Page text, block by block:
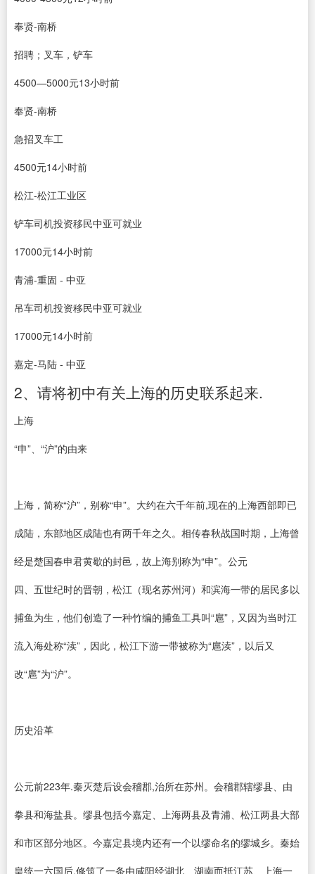
奉贤‐南桥
招聘；叉车，铲车
4500—5000元13小时前
奉贤‐南桥
急招叉车工
4500元14小时前
松江‐松江工业区
铲车司机投资移民中亚可就业
17000元14小时前
青浦‐重固 ‐ 中亚
吊车司机投资移民中亚可就业
17000元14小时前
嘉定‐马陆 ‐ 中亚
2、请将初中有关上海的历史联系起来.
上海
“申”、“沪”的由来
上海，简称“沪”，别称“申”。大约在六千年前,现在的上海西部即已
成陆，东部地区成陆也有两千年之久。相传春秋战国时期，上海曾
经是楚国春申君黄歇的封邑，故上海别称为“申”。公元
四、五世纪时的晋朝，松江（现名苏州河）和滨海一带的居民多以
捕鱼为生，他们创造了一种竹编的捕鱼工具叫“扈”，又因为当时江
流入海处称“渎”，因此，松江下游一带被称为“扈渎”，以后又
改“扈”为“沪”。
历史沿革
公元前223年.秦灭楚后设会稽郡,治所在苏州。会稽郡辖缪县、由
拳县和海盐县。缪县包括今嘉定、上海两县及青浦、松江两县大部
和市区部分地区。今嘉定县境内还有一个以缪命名的缪城乡。秦始
皇统一六国后,修筑了一条由咸阳经湖北、湖南而抵江苏、上海一